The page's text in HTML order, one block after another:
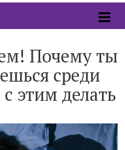
Почему ты
среди
этим делать